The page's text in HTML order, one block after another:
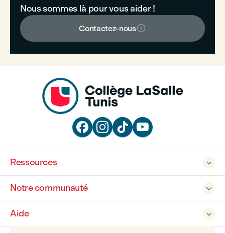
Nous sommes là pour vous aider !
Contactez-nous
   

Ressources

Notre communauté

Aide